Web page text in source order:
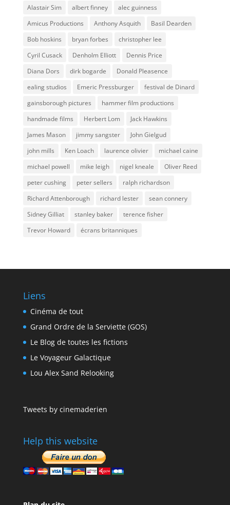
Alastair Sim albert finney
alec guinness
Amicus Productions
Anthony Asquith
Basil Dearden
Bob hoskins
bryan forbes
christopher lee
Cyril Cusack
Denholm Elliott
Dennis Price
Diana Dors
dirk bogarde
Donald Pleasence
ealing studios
Emeric Pressburger
festival de Dinard
gainsborough pictures
hammer film productions
handmade films
Herbert Lom
Jack Hawkins
James Mason
jimmy sangster
John Gielgud
john mills
Ken Loach laurence olivier
michael caine
michael powell
mike leigh nigel kneale
Oliver Reed
peter cushing
peter sellers
ralph richardson
Richard Attenborough
richard lester
sean connery
Sidney Gilliat
stanley baker
terence fisher
Trevor Howard
écrans britanniques
Liens
Cinéma de tout
Grand Ordre de la Serviette (GOS)
Le Blog de toutes les fictions
Le Voyageur Galactique
Lou Alex Sand Relooking
Tweets by cinemaderien
Help this website